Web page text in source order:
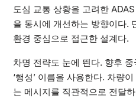
도심 교통 상황을 고려한
을 동시에 개선하는 방향이다.
환경 중심으로 접근한 설계다.
차명 전략도 눈에 띈다. 향후
‘행성’ 이름을 사용한다. 차량
는 메시지를 직관적으로 전달